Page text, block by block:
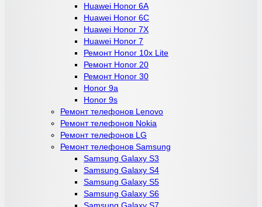
Huawei Honor 6A
Huawei Honor 6C
Huawei Honor 7X
Huawei Honor 7
Ремонт Honor 10x Lite
Ремонт Honor 20
Ремонт Honor 30
Honor 9a
Honor 9s
Ремонт телефонов Lenovo
Ремонт телефонов Nokia
Ремонт телефонов LG
Ремонт телефонов Samsung
Samsung Galaxy S3
Samsung Galaxy S4
Samsung Galaxy S5
Samsung Galaxy S6
Samsung Galaxy S7